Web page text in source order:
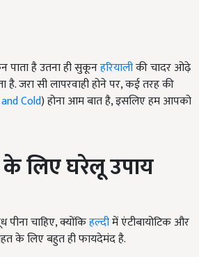
पाता है उतना ही सुकूनहरियालीकी चादर ओढ़े
जरा सी लापरवाही होने पर, कई तरह की
Cold) होना आम बात है, इसलिए हम आपको
लिए घरेलू उपाय
चाहिए, क्योंकिहल्दीमें एंटीबायोटिक और
के लिए बहुत ही फायदेमंद है.